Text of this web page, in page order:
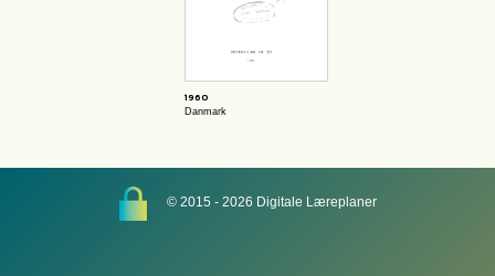
1960
Danmark
© 2015 - 2026 Digitale Læreplaner